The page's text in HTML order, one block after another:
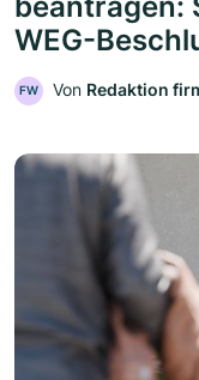
WEG-
FW Von Redaktion